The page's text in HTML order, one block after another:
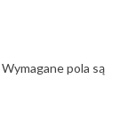
Wymagane pola są